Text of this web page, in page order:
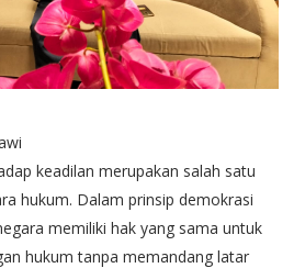
keadilan merupakan salah satu
hukum. Dalam prinsip demokrasi
memiliki hak yang sama untuk
hukum tanpa memandang latar